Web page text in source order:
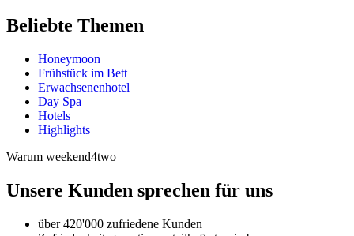
Beliebte Themen
Honeymoon
Frühstück im Bett
Erwachsenenhotel
Day Spa
Hotels
Highlights
Warum weekend4two
Unsere Kunden sprechen für uns
über 420'000 zufriedene Kunden